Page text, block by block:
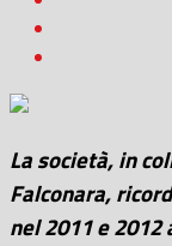
La società, in
Falconara,
nel 2011 e 2012